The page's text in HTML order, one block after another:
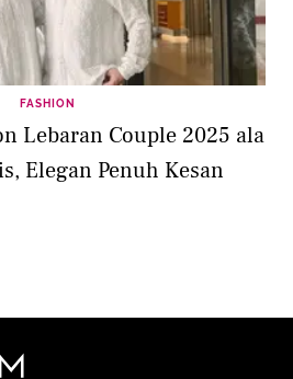
FASHION
Lebaran Couple 2025 ala
Elegan Penuh Kesan